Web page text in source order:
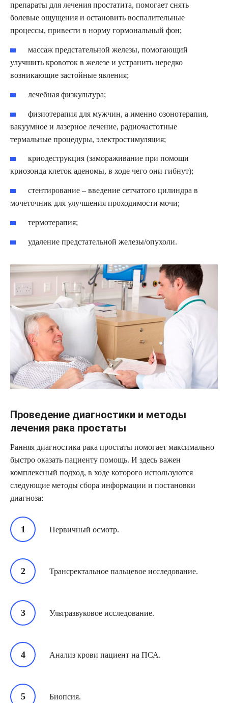
препараты для лечения простатита, помогает снять
болевые ощущения и остановить воспалительные
процессы, привести в норму гормональный фон;
массаж предстательной железы, помогающий
улучшить кровоток в железе и устранить нередко
возникающие застойные явления;
лечебная физкультура;
физиотерапия для мужчин, а именно озонотерапия,
вакуумное и лазерное лечение, радиочастотные
термальные процедуры, электростимуляция;
криодеструкция (замораживание при помощи
криозонда клеток аденомы, в ходе чего они гибнут);
стентирование – введение сетчатого цилиндра в
мочеточник для улучшения проходимости мочи;
термотерапия;
удаление предстательной железы/опухоли.
Проведение диагностики и методы
лечения рака простаты
Ранняя диагностика рака простаты помогает максимально
быстро оказать пациенту помощь. И здесь важен
комплексный подход, в ходе которого используются
следующие методы сбора информации и постановки
диагноза:
Первичный осмотр.
Трансректальное пальцевое исследование.
Ультразвуковое исследование.
Анализ крови пациент на ПСА.
Биопсия.